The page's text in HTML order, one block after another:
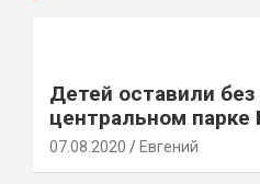
Детей оставили
центральном парке
07.08.2020 Евгений